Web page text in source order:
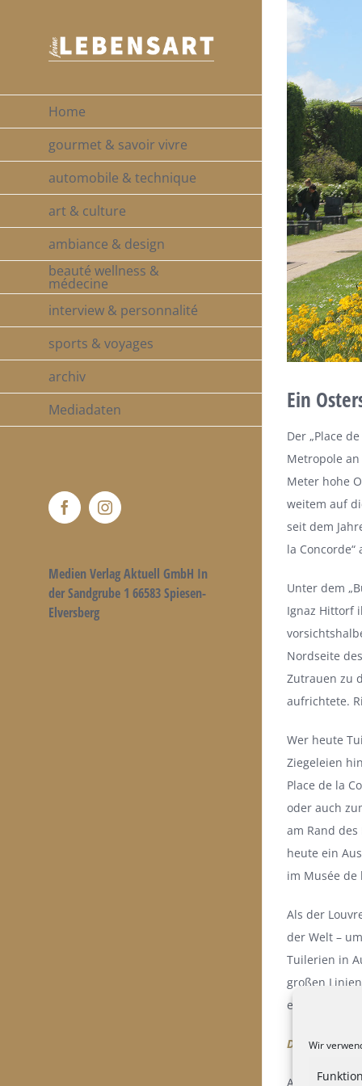
Wir
Home
gourmet & savoir vivre
automobile & technique
art & culture
ambiance & design
beauté wellness &
médecine
interview & personnalité
sports & voyages
archiv
Mediadaten
FacebookInstagram
Medien Verlag Aktuell GmbH In
der Sandgrube 1 66583 Spiesen-
Elversberg
Zeige
grösseres
Bild
Ein
Der „Place
Metropole
Meter hohe
weitem auf
seit dem
la
Unter dem
Ignaz Hittorf
Nordseite
Zutrauen zu
aufrichtete.
Wer heute
Ziegeleien
Place de la
oder auch
am Rand
heute ein
im Musée de
Als der
der Welt –
Tuilerien in
großen
entworfenen
Der „Jardin
Auf der